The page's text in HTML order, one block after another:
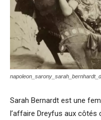
Sarah Bernardt est une
l’affaire Dreyfus aux côtés